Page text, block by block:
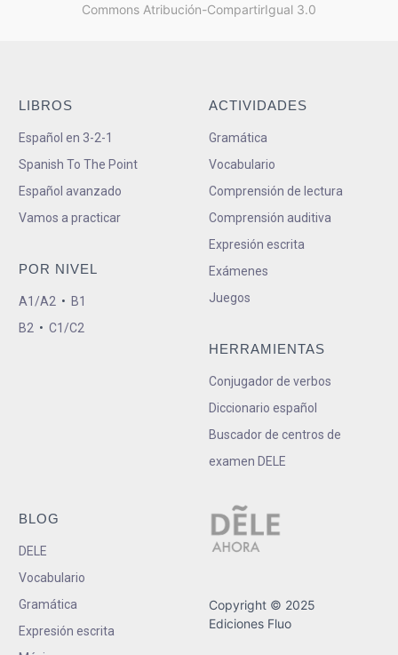
Commons Atribución-CompartirIgual 3.0
LIBROS
Español en 3-2-1
Spanish To The Point
Español avanzado
Vamos a practicar
POR NIVEL
A1/A2 • B1
B2 • C1/C2
ACTIVIDADES
Gramática
Vocabulario
Comprensión de lectura
Comprensión auditiva
Expresión escrita
Exámenes
Juegos
HERRAMIENTAS
Conjugador de verbos
Diccionario español
Buscador de centros de
examen DELE
BLOG
DELE
Vocabulario
Gramática
Expresión escrita
Copyright © 2025
Ediciones Fluo